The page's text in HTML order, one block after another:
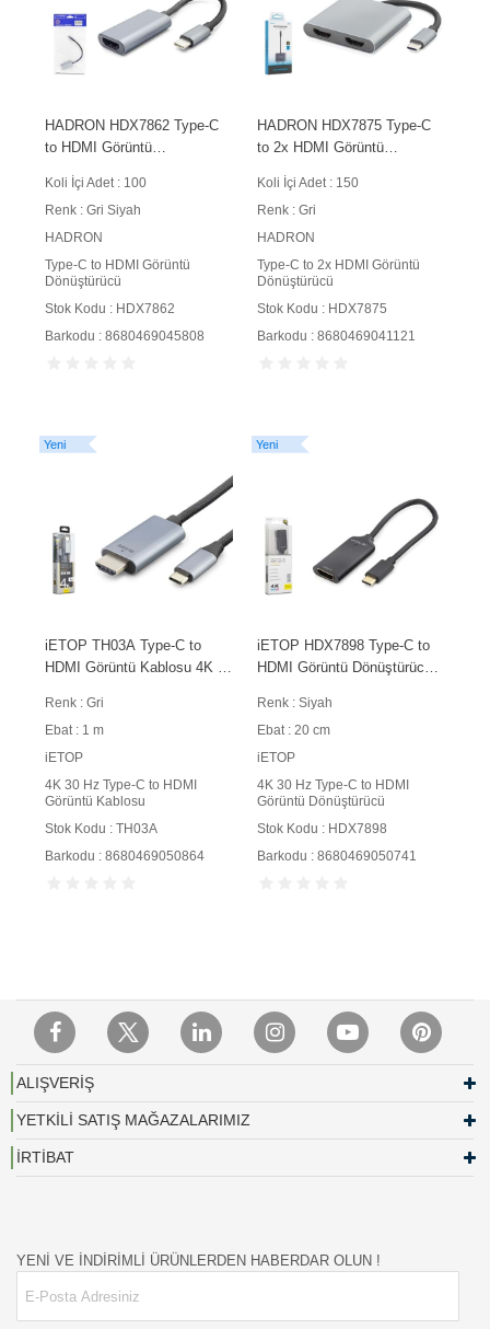
HADRON HDX7862 Type-C
to HDMI Görüntü
Koli İçi Adet : 100
Renk : Gri Siyah
HADRON
Type-C to HDMI Görüntü
Dönüştürücü
Stok Kodu : HDX7862
Barkodu : 8680469045808
HADRON HDX7875 Type-C
to 2x HDMI Görüntü
Koli İçi Adet : 150
Renk : Gri
HADRON
Type-C to 2x HDMI Görüntü
Dönüştürücü
Stok Kodu : HDX7875
Barkodu : 8680469041121
Yeni
iETOP TH03A Type-C to
HDMI Görüntü Kablosu 4K 30
Renk : Gri
Ebat : 1 m
iETOP
4K 30 Hz Type-C to HDMI
Görüntü Kablosu
Stok Kodu : TH03A
Barkodu : 8680469050864
Yeni
iETOP HDX7898 Type-C to
HDMI Görüntü Dönüştürücü
Renk : Siyah
Ebat : 20 cm
iETOP
4K 30 Hz Type-C to HDMI
Görüntü Dönüştürücü
Stok Kodu : HDX7898
Barkodu : 8680469050741
ALIŞVERİŞ
YETKİLİ SATIŞ MAĞAZALARIMIZ
İRTİBAT
YENİ VE İNDİRİMLİ ÜRÜNLERDEN HABERDAR OLUN !